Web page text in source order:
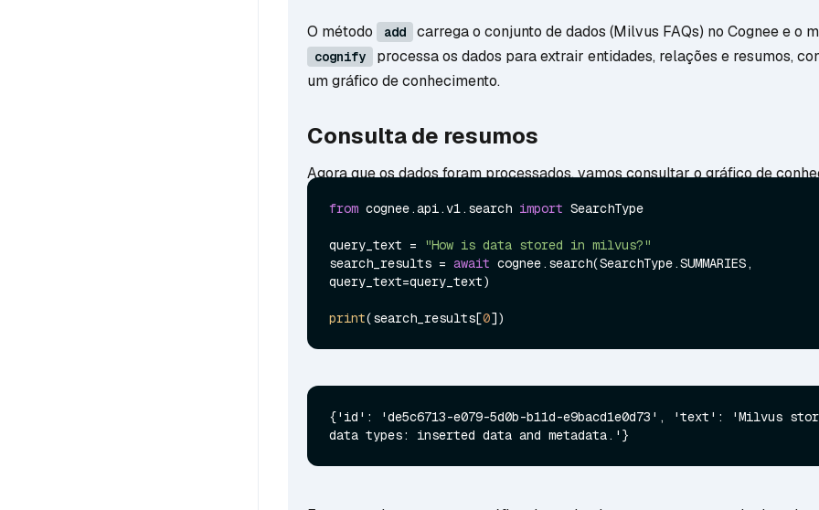
O método add carrega o conjunto de dados (Milvus FAQs) no Cognee e o
cognify
processa os dados para extrair entidades, relações e resumos,
um gráfico de conhecimento.
Consulta de resumos
Agora que os dados foram processados, vamos consultar o gráfico de
from cognee.api.v1.search import SearchType
query_text =
"How is data stored in milvus?"
search_results = await cognee.search(SearchType.SUMMARIES,
query_text=query_text)
print(search_results[0
{'id': 'de5c6713-e079-5d0b-b11d-e9bacd1e0d73', 'text': 'Milvus